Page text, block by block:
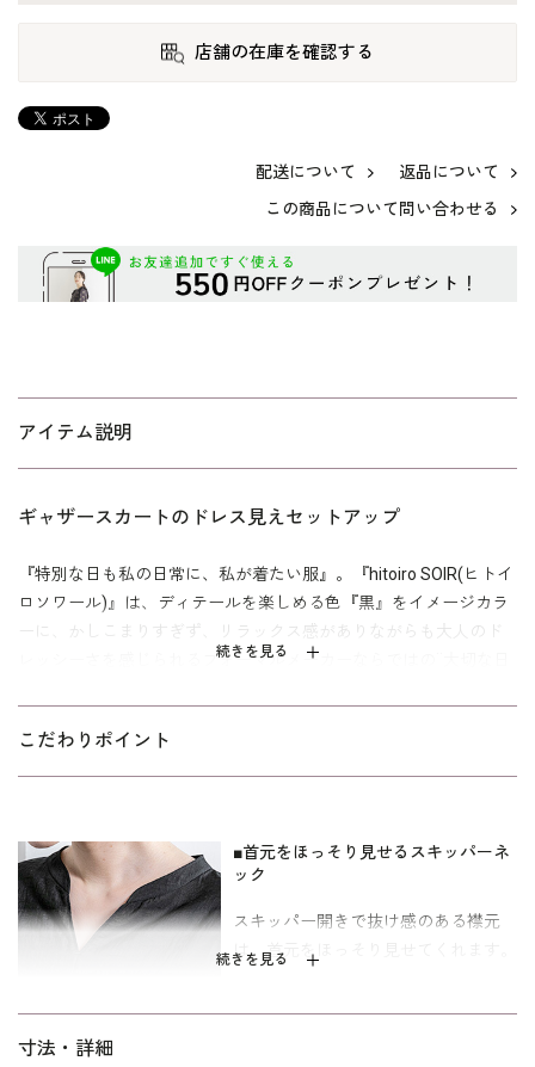
店舗の在庫を確認する
配送について
返品について
この商品について問い合わせる
アイテム説明
続きを見る
ギャザースカートのドレス見えセットアップ
『特別な日も私の日常に、私が着たい服』。『hitoiro SOIR(ヒトイ
ロソワール)』は、ディテールを楽しめる色『黒』をイメージカラ
ーに、かしこまりすぎず、リラックス感がありながらも大人のド
レッシーさを感じられるフォーマルメーカーならではの¨大切な日
ドレス見えセットアップスタイル。折り紙風ボリュームスリーブ
ます。
パールのネックレスを合わせれば、様々なオケージョンにも対応
できる便利なセットアップ。ご自宅でお洗濯もできます。 キャリ
ア（30～40代）を中心とした、メリハリのあるボディラインの方
ご自宅でのお洗濯は
こだわりポイント
続きを見る
■首元をほっそり見せるスキッパーネ
ック
スキッパー開きで抜け感のある襟元
は、首元をほっそり見せてくれます。
寸法・詳細